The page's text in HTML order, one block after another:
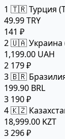
1 🇹🇷 Турция
49.99 TRY
141 ₽
2🇺🇦 Украина
1,199.00 UAH
2 179 ₽
3🇧🇷
199.90 BRL
3 190 ₽
4🇰🇿
18,999.00 KZT
3 296 ₽